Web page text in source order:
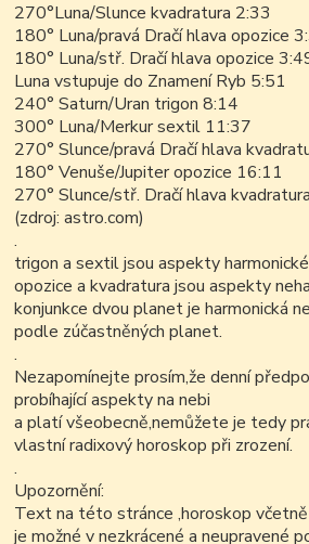
270°Luna/Slunce kvadratura 2:33
180° Luna/pravá Dračí hlava opozice
180° Luna/stř. Dračí hlava opozice
Luna vstupuje do Znamení Ryb 5:51
240° Saturn/Uran trigon 8:14
300° Luna/Merkur sextil 11:37
270° Slunce/pravá Dračí hlava
180° Venuše/Jupiter opozice 16:11
270° Slunce/stř. Dračí hlava
(zdroj: astro.com)
.
trigon a sextil jsou aspekty
opozice a kvadratura jsou aspekty
konjunkce dvou planet je harmonická
podle zúčastněných planet.
.
Nezapomínejte prosím,že denní
probíhající aspekty na nebi
a platí všeobecně,nemůžete je tedy
vlastní radixový horoskop při zrození.
.
Upozornění:
Text na této stránce ,horoskop
je možné v nezkrácené a neupravené